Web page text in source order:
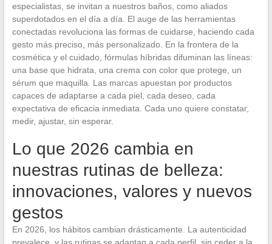
especialistas, se invitan a nuestros baños, como aliados
superdotados en el día a día. El auge de las herramientas
conectadas revoluciona las formas de cuidarse, haciendo cada
gesto más preciso, más personalizado. En la frontera de la
cosmética y el cuidado, fórmulas híbridas difuminan las líneas:
una base que hidrata, una crema con color que protege, un
sérum que maquilla. Las marcas apuestan por productos
capaces de adaptarse a cada piel, cada deseo, cada
expectativa de eficacia inmediata. Cada uno quiere constatar,
medir, ajustar, sin esperar.
Lo que 2026 cambia en
nuestras rutinas de belleza:
innovaciones, valores y nuevos
gestos
En 2026, los hábitos cambian drásticamente. La autenticidad